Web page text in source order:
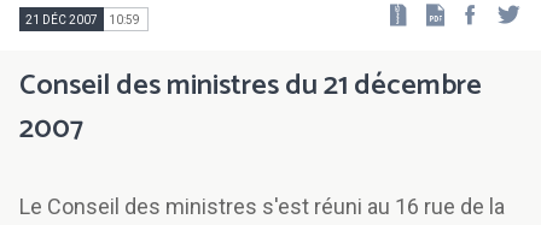
21 DÉC 2007 10:59
Conseil des ministres du 21 décembre
2007
Le Conseil des ministres s'est réuni au 16 rue de la